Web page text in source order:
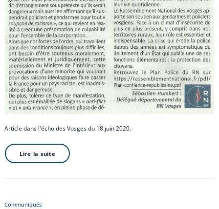
Article dans l'écho des Vosges du 18 juin 2020.
Lire la suite
Communiqués